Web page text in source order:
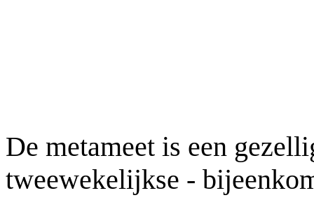
De metameet is een
tweewekelijkse -